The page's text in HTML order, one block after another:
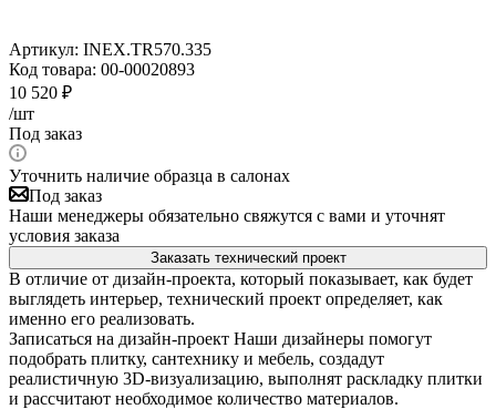
Артикул: INEX.TR570.335
Код товара: 00-00020893
10 520 ₽
/шт
Под заказ
Уточнить наличие образца в салонах
Под заказ
Наши менеджеры обязательно свяжутся с вами и уточнят
условия заказа
Заказать технический проект
В отличие от дизайн-проекта, который показывает, как будет
выглядеть интерьер, технический проект определяет, как
именно его реализовать.
Записаться на дизайн-проект Наши дизайнеры помогут
подобрать плитку, сантехнику и мебель, создадут
реалистичную 3D-визуализацию, выполнят раскладку плитки
и рассчитают необходимое количество материалов.